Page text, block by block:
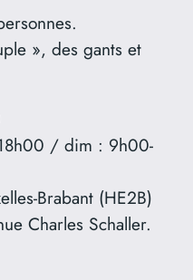
», des gants et
/ dim : 9h00-
Brabant (HE2B)
Charles Schaller.